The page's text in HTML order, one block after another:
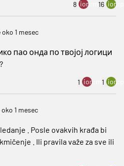
8 ion:minus
16
oko 1 mesec
пао онда по твојој логици
1 ion:minus
1
oko 1 mesec
. Posle ovakvih krađa bi
. Ili pravila važe za sve ili